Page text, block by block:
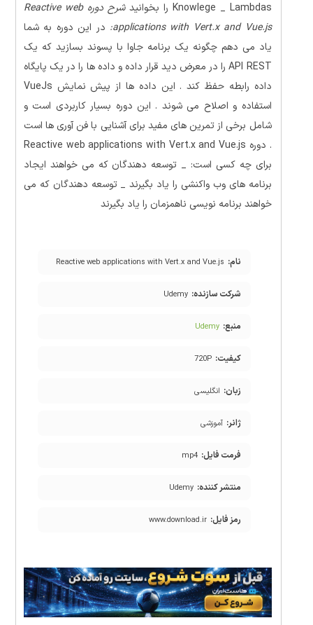
Knowlege _ Lambdas را بخوانید
شرح دوره Reactive web
applications with Vert.x and Vue.js: در این دوره به شما
یاد می دهم چگونه یک برنامه جاوا با پسوند بسازید که یک
API REST را در معرض دید قرار داده و داده ها را در یک پایگاه
داده رابطه حفظ کند . این داده ها از پیش نمایش VueJs
استفاده و اصلاح می شوند . این دوره بسیار کاربردی است و
شامل برخی از تمرین های مفید برای آشنایی با فن آوری ها است
. دوره Reactive web applications with Vert.x and Vue.js
برای چه کسی است: _ توسعه دهندگان که می خواهند ایجاد
برنامه های وب واکنشی را یاد بگیرند _ توسعه دهندگان که می
خواهند برنامه نویسی ناهمزمان را یاد بگیرند
نام: Reactive web applications with Vert.x and Vue.js
شرکت سازنده: Udemy
منبع: Udemy
کیفیت: 720P
زبان: انگلیسی
ژانر: آموزشی
فرمت فایل: mp4
منتشر کننده: Udemy
رمز فایل: www.download.ir